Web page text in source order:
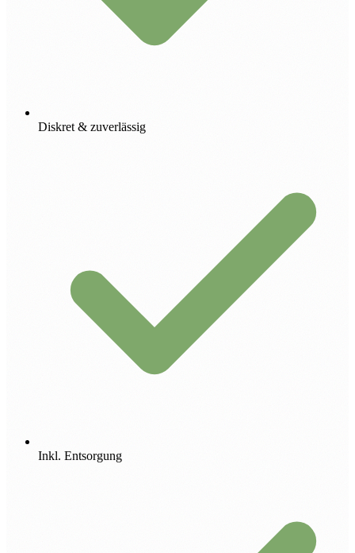
Diskret & zuverlässig
Inkl. Entsorgung